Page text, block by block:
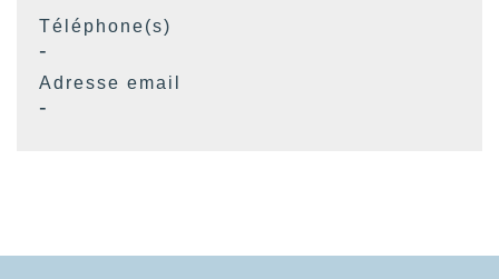
Téléphone(s)
-
Adresse email
-